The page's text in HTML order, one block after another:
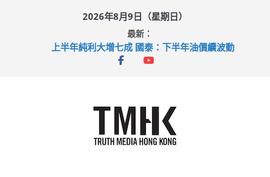
2026年8月9日（星期日）
最新：
上半年純利大增七成 國泰：下半年油價續波動
拜仁熱身賽挫維拉 啟德主場館奪錦標